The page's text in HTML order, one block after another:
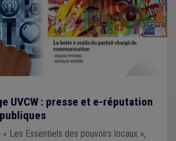
UVCW : presse et e-réputation
Les Essentiels des pouvoirs locaux »,